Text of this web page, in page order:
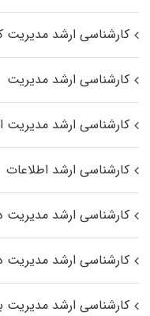
کارشناسی ارشد
کارشناسی ارشد مدیریت
کارشناسی ارشد مدیریت
کارشناسی ارشد اطلاعات
کارشناسی ارشد مدیریت
کارشناسی ارشد مدیریت
کارشناسی ارشد مدیریت